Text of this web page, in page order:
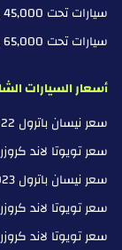
سيارات تحت 45,000 درهم
سيارات تحت 65,000 درهم
أسعار السيارات
سعر نيسان باترول 2022 في الإمارات
سعر تويوتا لاند كروزر 2023 في الإمارات
سعر نيسان باترول 2023 في الإمارات
سعر تويوتا لاند كروزر 2022 في الإمارات
سعر تويوتا لاند كروزر 2024 في الإمارات